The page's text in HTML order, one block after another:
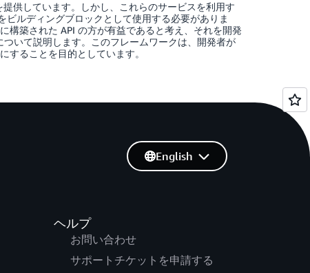
供しています。しかし、これらのサービスを利用す
ビルディングブロックとして使用する必要がありま
構築された API の方が有益であると考え、それを開発
いて説明します。このフレームワークは、開発者が
することを目的としています。
ヘルプ
お問い合わせ
サポートチケットを申請する
English